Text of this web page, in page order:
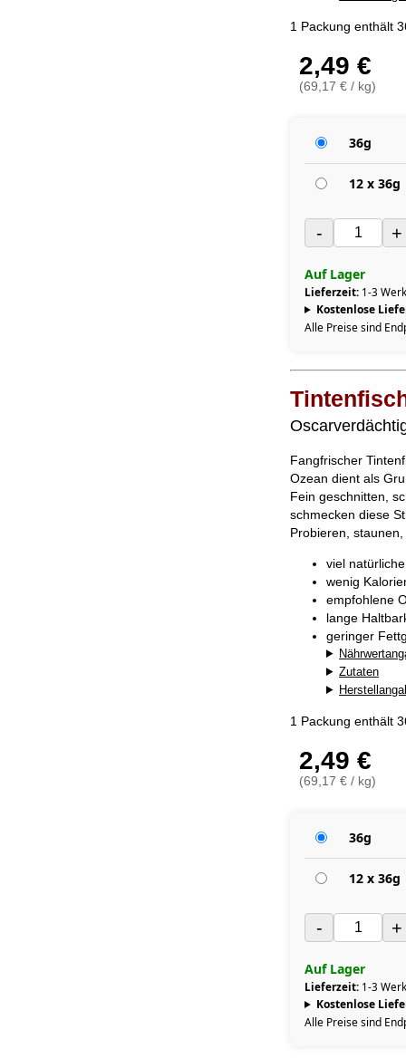
1 Packung enthält
2,49 €
(69,17 € / kg)
36g
12 x 36g
- +
Auf Lager
Lieferzeit: 1-3
Kostenlose
Alle Preise sind
Fangfrischer
Ozean dient als
Fein geschnitten,
schmecken diese
Probieren,
viel
wenig
empfohlene
lange
geringer
Zutaten
1 Packung enthält
2,49 €
(69,17 € / kg)
36g
12 x 36g
- +
Auf Lager
Lieferzeit: 1-3
Kostenlose
Alle Preise sind